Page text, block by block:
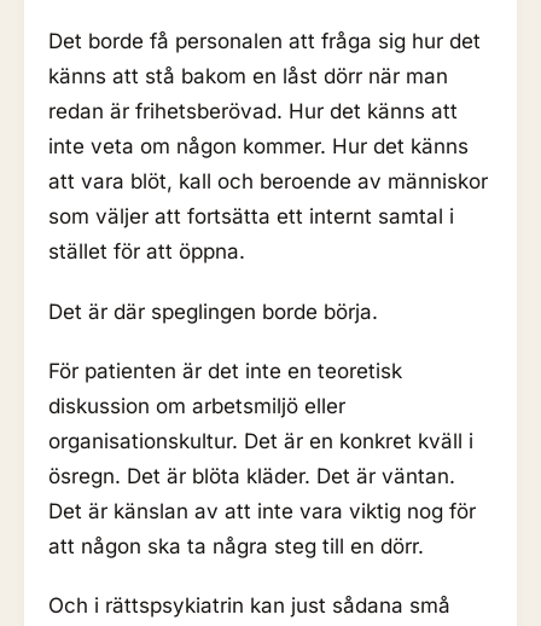
Det borde få personalen att fråga sig hur det
känns att stå bakom en låst dörr när man
redan är frihetsberövad. Hur det känns att
inte veta om någon kommer. Hur det känns
att vara blöt, kall och beroende av människor
som väljer att fortsätta ett internt samtal i
stället för att öppna.
Det är där speglingen borde börja.
För patienten är det inte en teoretisk
diskussion om arbetsmiljö eller
organisationskultur. Det är en konkret kväll i
ösregn. Det är blöta kläder. Det är väntan.
Det är känslan av att inte vara viktig nog för
att någon ska ta några steg till en dörr.
Och i rättspsykiatrin kan just sådana små